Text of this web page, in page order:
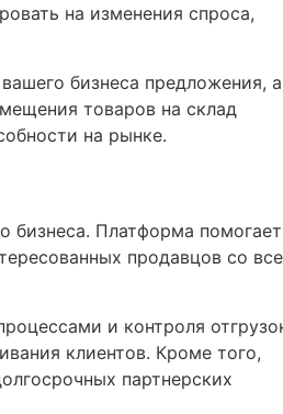
на изменения спроса,
бизнеса предложения, а
товаров на склад
на рынке.
бизнеса. Платформа помогает
продавцов со
и контроля
клиентов. Кроме того,
партнерских